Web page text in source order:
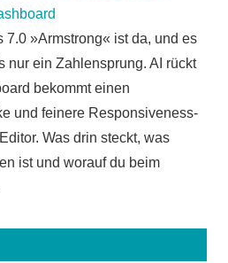
7.0 »Armstrong« ist da, und es
nur ein Zahlensprung. AI rückt
bekommt einen
und feinere Responsiveness-
Was drin steckt, was
ist und worauf du beim